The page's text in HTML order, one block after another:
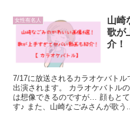
女性有名人
山崎
歌が
介！
7/17に放送されるカラオケバト
出演されます。 カラオケバトル
は想像できるのですが… 顔もと
す♪ また、山崎なごみさんが歌う